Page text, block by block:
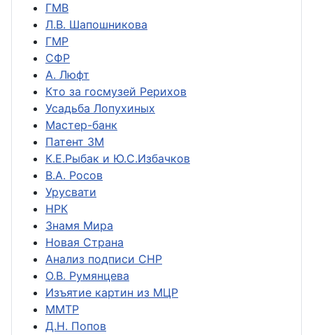
ГМВ
Л.В. Шапошникова
ГМР
СФР
А. Люфт
Кто за госмузей Рерихов
Усадьба Лопухиных
Мастер-банк
Патент ЗМ
К.Е.Рыбак и Ю.С.Избачков
В.А. Росов
Урусвати
НРК
Знамя Мира
Новая Страна
Анализ подписи СНР
О.В. Румянцева
Изъятие картин из МЦР
ММТР
Д.Н. Попов